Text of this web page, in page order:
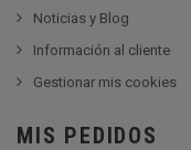
Noticias y Blog
Información al cliente
Gestionar mis cookies
MIS PEDIDOS